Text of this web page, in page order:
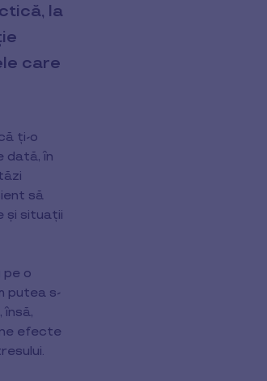
la
care
ți-o
dată, în
să
și situații
pe o
putea s-
însă,
efecte